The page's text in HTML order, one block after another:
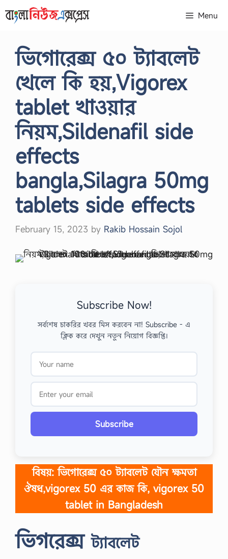
to
Menu
ভিগোরেক্স ৫০ ট্যাবলেট
খেলে কি হয়,Vigorex
tablet খাওয়ার
নিয়ম,Sildenafil side
effects
bangla,Silagra 50mg
tablets side effects
February 15, 2023 by Rakib Hossain Sojol
Subscribe Now!
সর্বশেষ চাকরির খবর মিস করবেন না! Subscribe - এ
ক্লিক করে দেখুন নতুন নিয়োগ বিজ্ঞপ্তি।
Subscribe
বিষয়: ভিগোরেক্স ৫০ ট্যাবলেট যৌন ক্ষমতা
ঔষধ,vigorex 50 এর কাজ কি, vigorex 50
tablet in Bangladesh
ভিগরেক্সট্যাবলেট